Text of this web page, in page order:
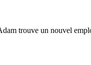
trouve un nouvel